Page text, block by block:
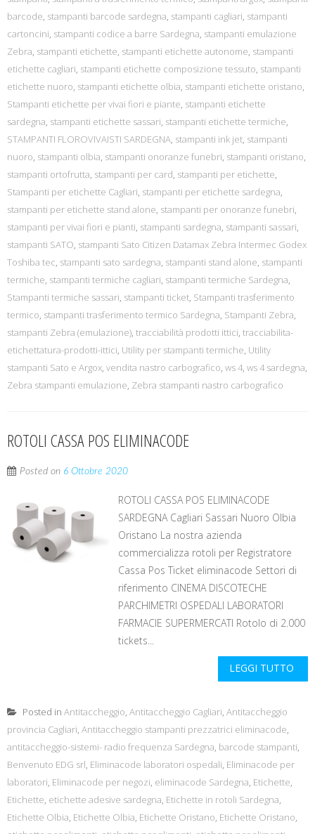
barcode, stampanti barcode sardegna, stampanti cagliari, stampanti
cartoncini, stampanti codice a barre Sardegna, stampanti emulazione
Zebra, stampanti etichette, stampanti etichette autonome, stampanti
etichette cagliari, stampanti etichette composizione tessuto, stampanti
etichette nuoro, stampanti etichette olbia, stampanti etichette oristano,
Stampanti etichette per vivai fiori e piante, stampanti etichette
sardegna, stampanti etichette sassari, stampanti etichette termiche,
STAMPANTI FLOROVIVAISTI SARDEGNA, stampanti ink jet, stampanti
nuoro, stampanti olbia, stampanti onoranze funebri, stampanti oristano,
stampanti ortofrutta, stampanti per card, stampanti per etichette,
Stampanti per etichette Cagliari, stampanti per etichette sardegna,
stampanti per etichette stand alone, stampanti per onoranze funebri,
stampanti per vivai fiori e pianti, stampanti sardegna, stampanti sassari,
stampanti SATO, stampanti Sato Citizen Datamax Zebra Intermec Godex
Toshiba tec, stampanti sato sardegna, stampanti stand alone, stampanti
termiche, stampanti termiche cagliari, stampanti termiche Sardegna,
Stampanti termiche sassari, stampanti ticket, Stampanti trasferimento
termico, stampanti trasferimento termico Sardegna, Stampanti Zebra,
stampanti Zebra (emulazione), tracciabilità prodotti ittici, tracciabilita-
etichettatura-prodotti-ittici, Utility per stampanti termiche, Utility
stampanti Sato e Argox, vendita nastro carbografico, ws 4, ws 4 sardegna,
Zebra stampanti emulazione, Zebra stampanti nastro carbografico
ROTOLI CASSA POS ELIMINACODE
Posted on 6 Ottobre 2020
ROTOLI CASSA POS ELIMINACODE
SARDEGNA Cagliari Sassari Nuoro Olbia
Oristano La nostra azienda
commercializza rotoli per Registratore
Cassa Pos Ticket eliminacode Settori di
riferimento CINEMA DISCOTECHE
PARCHIMETRI OSPEDALI LABORATORI
FARMACIE SUPERMERCATI Rotolo di 2.000
tickets...
LEGGI TUTTO
Posted in Antitaccheggio, Antitaccheggio Cagliari, Antitaccheggio
provincia Cagliari, Antitaccheggio stampanti prezzatrici eliminacode,
antitaccheggio-sistemi- radio frequenza Sardegna, barcode stampanti,
Benvenuto EDG srl, Eliminacode laboratori ospedali, Eliminacode per
laboratori, Eliminacode per negozi, eliminacode Sardegna, Etichette,
Etichette, etichette adesive sardegna, Etichette in rotoli Sardegna,
Etichette Olbia, Etichette Olbia, Etichette Oristano, Etichette Oristano,